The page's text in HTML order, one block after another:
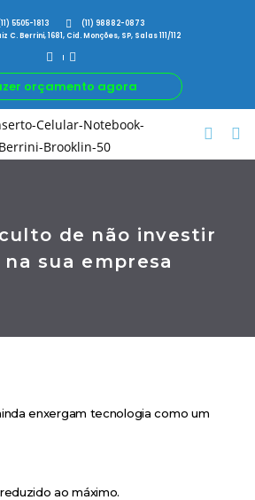
5505-1813
(11) 98882-0873
C. Berrini, 1681, Cid. Monções, SP, Salas 111/112
orçamento agora
de não investir
na sua empresa
enxergam tecnologia como um
ao máximo.